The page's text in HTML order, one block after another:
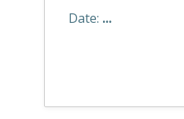
Date: ...